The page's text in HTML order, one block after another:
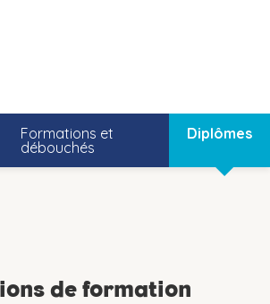
Formations et
débouchés
Diplômes
de formation